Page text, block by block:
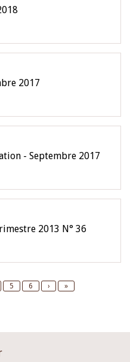
2017
- Septembre 2017
2013 N° 36
Page
5 Page
6
Next
›
Last
»